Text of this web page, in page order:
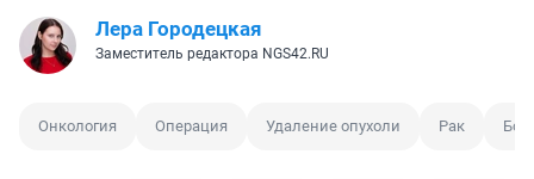
Лера Городецкая
Заместитель редактора NGS42.RU
Онкология Операция Удаление опухоли Рак